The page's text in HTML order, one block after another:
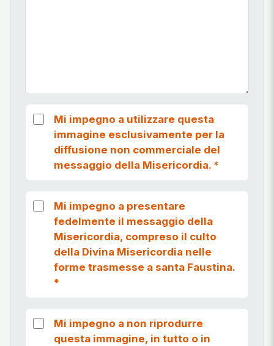
Mi impegno a utilizzare questa
immagine esclusivamente per la
diffusione non commerciale del
messaggio della Misericordia. *
Mi impegno a presentare
fedelmente il messaggio della
Misericordia, compreso il culto
della Divina Misericordia nelle
forme trasmesse a santa Faustina.
*
Mi impegno a non riprodurre
questa immagine, in tutto o in